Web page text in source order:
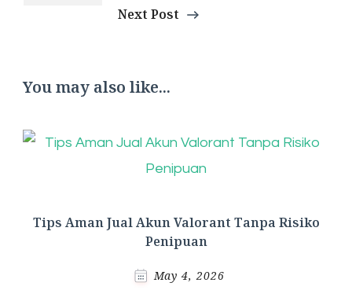
Next Post
You may also like...
Tips Aman Jual Akun Valorant Tanpa Risiko
Penipuan
May 4, 2026